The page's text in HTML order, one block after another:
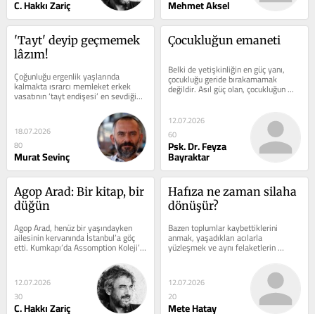
C. Hakkı Zariç Mehmet Aksel
'Tayt' deyip geçmemek
lâzım!
Çoğunluğu ergenlik yaşlarında
kalmakta ısrarcı memleket erkek
vasatının ‘tayt endişesi’ en sevdiğim
konulardan biri.
18.07.2026
80
Murat Sevinç
Çocukluğun emaneti
Belki de yetişkinliğin en güç yanı,
çocukluğu geride bırakamamak
değildir. Asıl güç olan, çocukluğun
bizden istediğiyle bugün...
12.07.2026
60
Psk. Dr. Feyza
Bayraktar
Agop Arad: Bir kitap, bir
düğün
Agop Arad, henüz bir yaşındayken
ailesinin kervanında İstanbul’a göç
etti. Kumkapı’da Assomption Koleji’ni
bitirdikten sonra Güzel...
12.07.2026
30
C. Hakkı Zariç
Hafıza ne zaman silaha
dönüşür?
Bazen toplumlar kaybettiklerini
anmak, yaşadıkları acılarla
yüzleşmek ve aynı felaketlerin
tekrarını önlemek için geçmişe döner.
12.07.2026
20
Mete Hatay